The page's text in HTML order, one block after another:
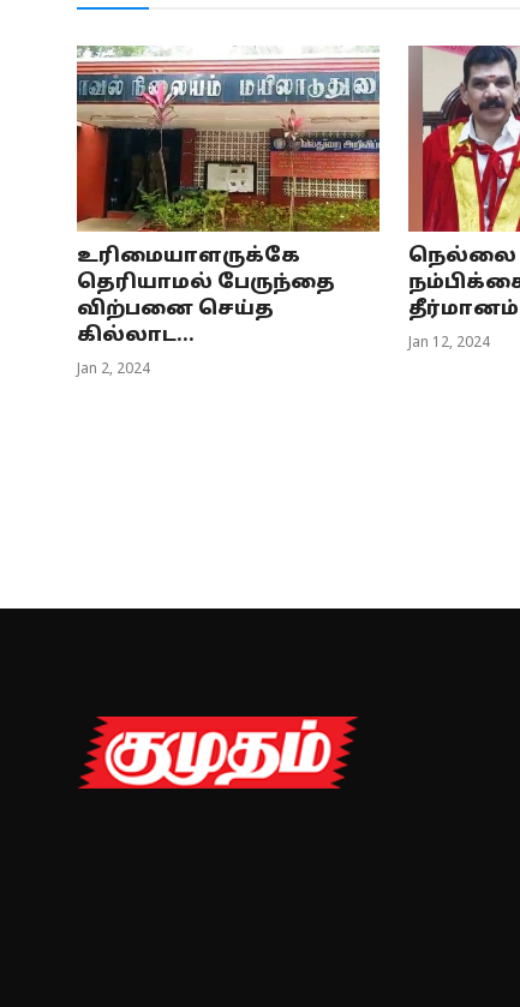
உரிமையாளருக்கே
தெரியாமல் பேருந்தை
விற்பனை செய்த
கில்லாட...
Jan 2, 2024
நெல்லை
Jan 12, 2024